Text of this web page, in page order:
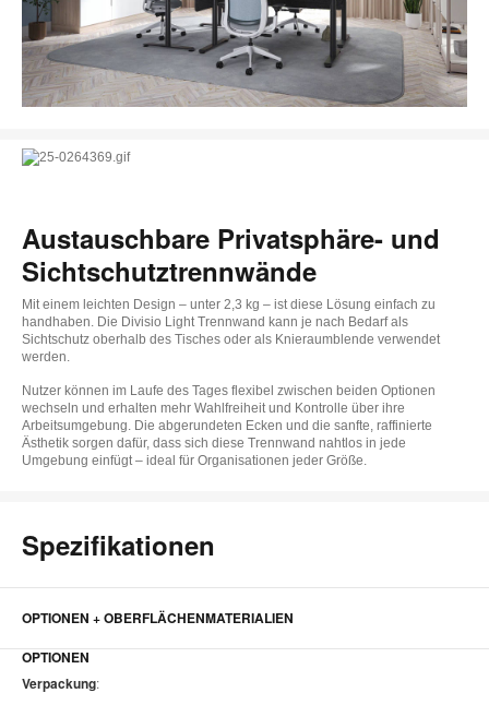
Austauschbare Privatsphäre- und
Sichtschutztrennwände
Mit einem leichten Design – unter 2,3 kg – ist diese Lösung einfach zu
handhaben. Die Divisio Light Trennwand kann je nach Bedarf als
Sichtschutz oberhalb des Tisches oder als Knieraumblende verwendet
werden.
Nutzer können im Laufe des Tages flexibel zwischen beiden Optionen
wechseln und erhalten mehr Wahlfreiheit und Kontrolle über ihre
Arbeitsumgebung. Die abgerundeten Ecken und die sanfte, raffinierte
Ästhetik sorgen dafür, dass sich diese Trennwand nahtlos in jede
Umgebung einfügt – ideal für Organisationen jeder Größe.
Spezifikationen
OPTIONEN + OBERFLÄCHENMATERIALIEN
OPTIONEN
Verpackung: